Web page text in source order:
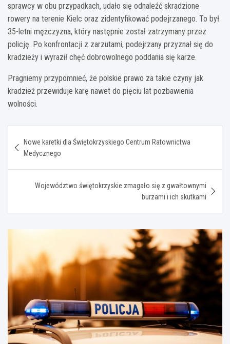
sprawcy w obu przypadkach, udało się odnaleźć skradzione
rowery na terenie Kielc oraz zidentyfikować podejrzanego. To był
35-letni mężczyzna, który następnie został zatrzymany przez
policję. Po konfrontacji z zarzutami, podejrzany przyznał się do
kradzieży i wyraził chęć dobrowolnego poddania się karze.
Pragniemy przypomnieć, że polskie prawo za takie czyny jak
kradzież przewiduje karę nawet do pięciu lat pozbawienia
wolności.
wpisu
Nowe karetki dla Świętokrzyskiego Centrum Ratownictwa
Medycznego
Województwo świętokrzyskie zmagało się z gwałtownymi
burzami i ich skutkami